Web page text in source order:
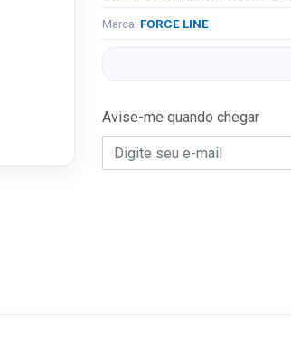
Marca: FORCE LINE
Avise-me quando chegar